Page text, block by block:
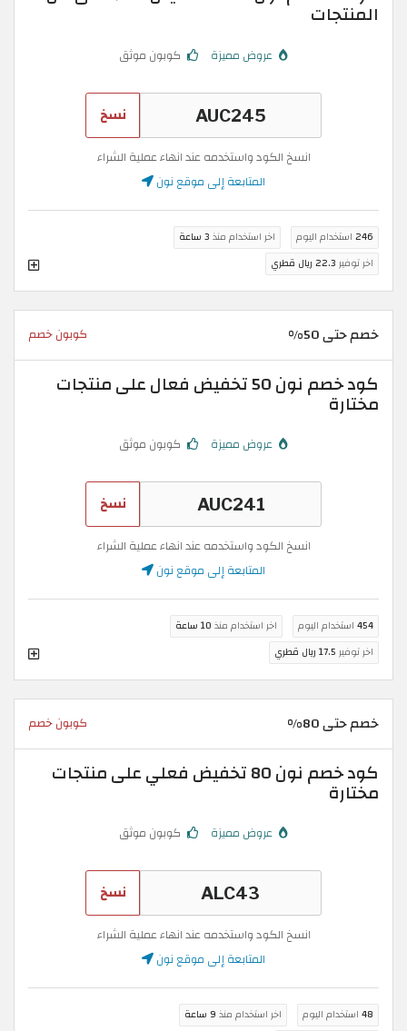
المنتجات
عروض مميزة كوبون موثق
نسخ
انسخ الكود واستخدمه عند انهاء عملية الشراء
المتابعة إلى موقع نون
246 استخدام اليوم اخر استخدام منذ 3 ساعة
اخر توفير 22.3 ريال قطري
خصم حتى 50% كوبون خصم
كود خصم نون 50 تخفيض فعال على منتجات
مختارة
عروض مميزة كوبون موثق
نسخ
انسخ الكود واستخدمه عند انهاء عملية الشراء
المتابعة إلى موقع نون
454 استخدام اليوم اخر استخدام منذ 10 ساعة
اخر توفير 17.5 ريال قطري
خصم حتى 80% كوبون خصم
كود خصم نون 80 تخفيض فعلي على منتجات
مختارة
عروض مميزة كوبون موثق
نسخ
انسخ الكود واستخدمه عند انهاء عملية الشراء
المتابعة إلى موقع نون
48 استخدام اليوم اخر استخدام منذ 9 ساعة